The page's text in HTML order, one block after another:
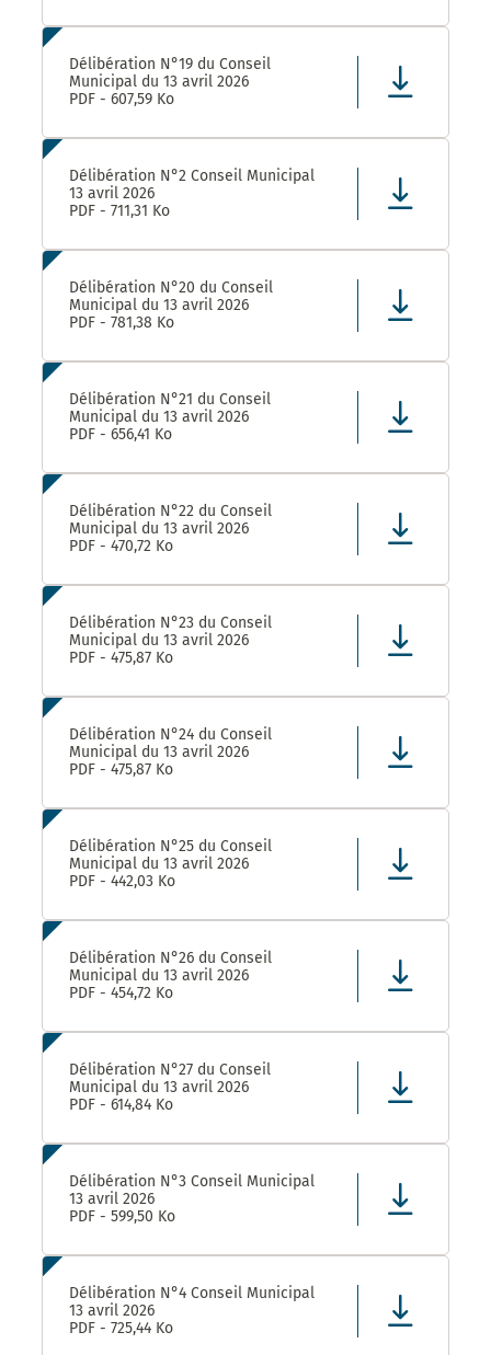
Délibération N°19 du Conseil
Municipal du 13 avril 2026
PDF - 607,59 Ko
Délibération N°2 Conseil Municipal
13 avril 2026
PDF - 711,31 Ko
Délibération N°20 du Conseil
Municipal du 13 avril 2026
PDF - 781,38 Ko
Délibération N°21 du Conseil
Municipal du 13 avril 2026
PDF - 656,41 Ko
Délibération N°22 du Conseil
Municipal du 13 avril 2026
PDF - 470,72 Ko
Délibération N°23 du Conseil
Municipal du 13 avril 2026
PDF - 475,87 Ko
Délibération N°24 du Conseil
Municipal du 13 avril 2026
PDF - 475,87 Ko
Délibération N°25 du Conseil
Municipal du 13 avril 2026
PDF - 442,03 Ko
Délibération N°26 du Conseil
Municipal du 13 avril 2026
PDF - 454,72 Ko
Délibération N°27 du Conseil
Municipal du 13 avril 2026
PDF - 614,84 Ko
Délibération N°3 Conseil Municipal
13 avril 2026
PDF - 599,50 Ko
Délibération N°4 Conseil Municipal
13 avril 2026
PDF - 725,44 Ko